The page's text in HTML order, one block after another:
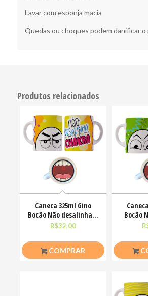
Lavar com esponja macia
Quedas ou choques podem danificar
Produtos relacionados
Caneca 325ml Gino
Bocão Não desalinha a
porra do meu chakra
R$32,00
COMPRAR
Bocão